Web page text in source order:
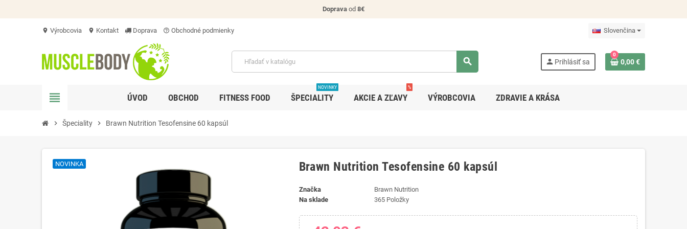
Doprava od 8€
location_on Výrobcovia location_on Kontakt Doprava help_outline Obchodné podmienky Slovenčina
search person Prihlásiť sa
0
0,00 €
view_headline ÚVOD OBCHOD FITNESS FOOD ŠPECIALITY
NOVINKY
AKCIE A ZĽAVY
%
VÝROBCOVIA ZDRAVIE A KRÁSA
chevron_right Špeciality chevron_right Brawn Nutrition Tesofensine 60 kapsúl
NOVINKA Brawn Nutrition Tesofensine 60 kapsúl
Značka
Brawn Nutrition
Na sklade
365 Položky